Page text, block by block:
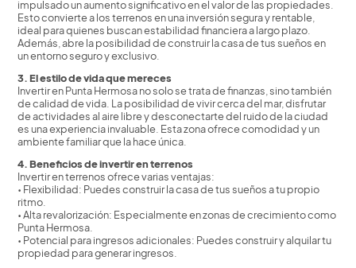
impulsado un aumento significativo en el valor de las propiedades.
Esto convierte a los terrenos en una inversión segura y rentable,
ideal para quienes buscan estabilidad financiera a largo plazo.
Además, abre la posibilidad de construir la casa de tus sueños en
un entorno seguro y exclusivo.
3. El estilo de vida que mereces
Invertir en Punta Hermosa no solo se trata de finanzas, sino también
de calidad de vida. La posibilidad de vivir cerca del mar, disfrutar
de actividades al aire libre y desconectarte del ruido de la ciudad
es una experiencia invaluable. Esta zona ofrece comodidad y un
ambiente familiar que la hace única.
4. Beneficios de invertir en terrenos
Invertir en terrenos ofrece varias ventajas:
• Flexibilidad: Puedes construir la casa de tus sueños a tu propio
ritmo.
• Alta revalorización: Especialmente en zonas de crecimiento como
Punta Hermosa.
• Potencial para ingresos adicionales: Puedes construir y alquilar tu
propiedad para generar ingresos.